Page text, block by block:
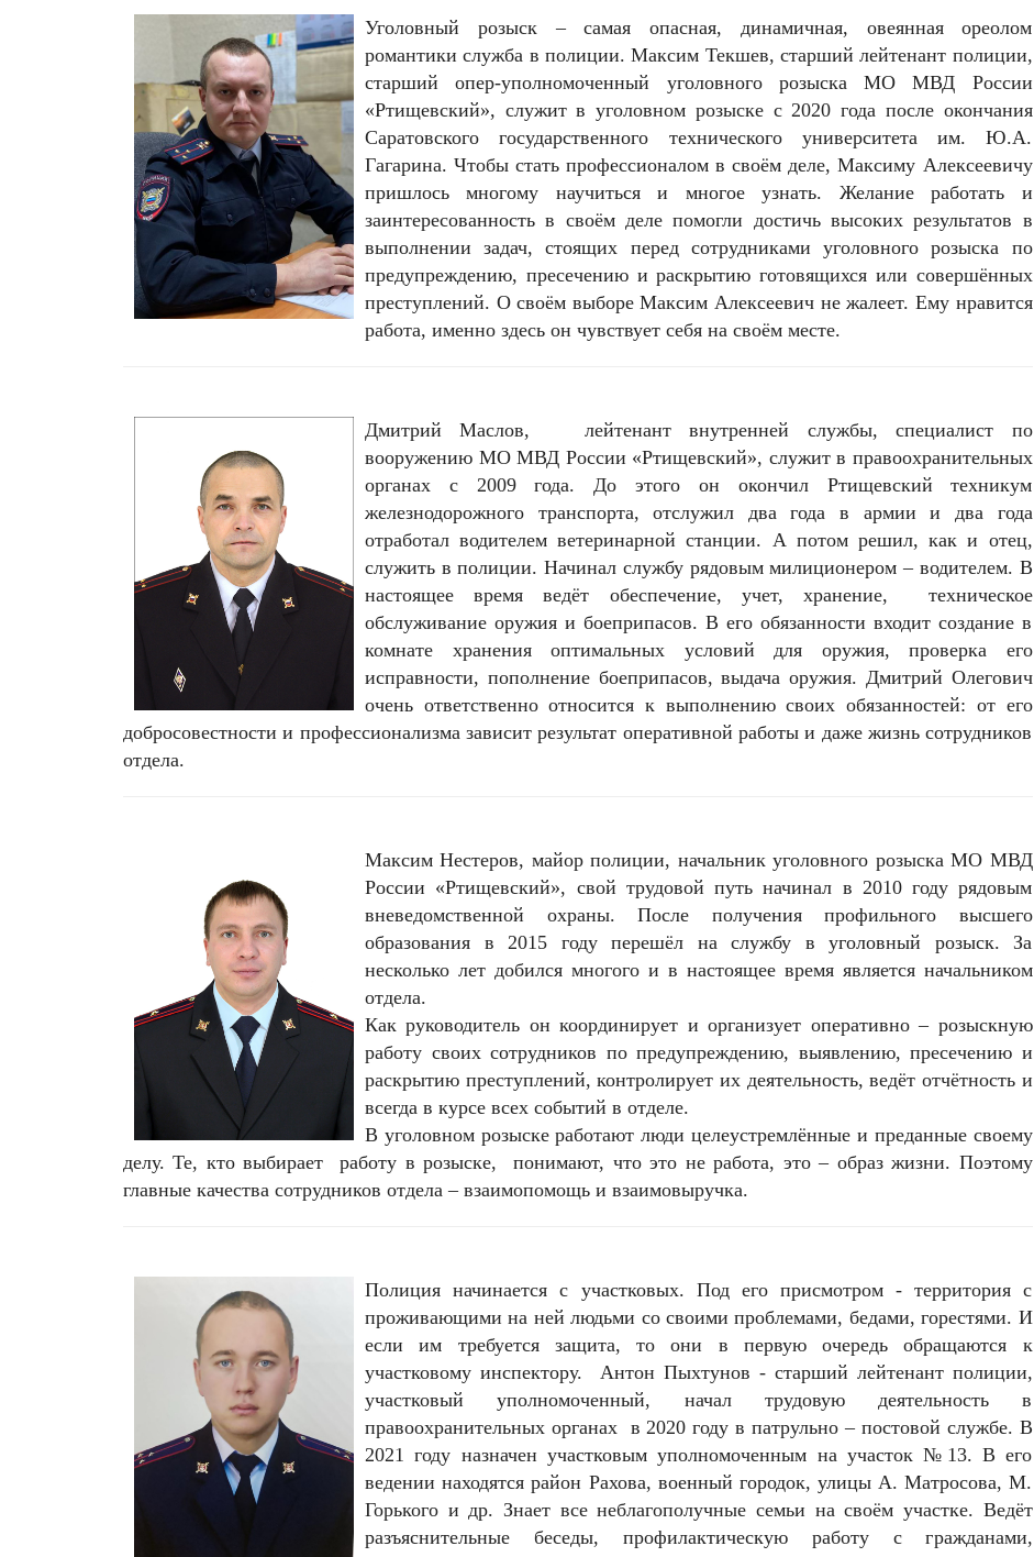
Уголовный розыск – самая опасная, динамичная, овеянная ореолом
романтики служба в полиции. Максим Текшев, старший лейтенант полиции,
старший опер-уполномоченный уголовного розыска МО МВД России
«Ртищевский», служит в уголовном розыске с 2020 года после окончания
Саратовского государственного технического университета им. Ю.А.
Гагарина. Чтобы стать профессионалом в своём деле, Максиму Алексеевичу
пришлось многому научиться и многое узнать. Желание работать и
заинтересованность в своём деле помогли достичь высоких результатов в
выполнении задач, стоящих перед сотрудниками уголовного розыска по
предупреждению, пресечению и раскрытию готовящихся или совершённых
преступлений. О своём выборе Максим Алексеевич не жалеет. Ему нравится
работа, именно здесь он чувствует себя на своём месте.
Дмитрий Маслов, лейтенант внутренней службы, специалист по
вооружению МО МВД России «Ртищевский», служит в правоохранительных
органах с 2009 года. До этого он окончил Ртищевский техникум
железнодорожного транспорта, отслужил два года в армии и два года
отработал водителем ветеринарной станции. А потом решил, как и отец,
служить в полиции. Начинал службу рядовым милиционером – водителем. В
настоящее время ведёт обеспечение, учет, хранение, техническое
обслуживание оружия и боеприпасов. В его обязанности входит создание в
комнате хранения оптимальных условий для оружия, проверка его
исправности, пополнение боеприпасов, выдача оружия. Дмитрий Олегович
очень ответственно относится к выполнению своих обязанностей: от его
добросовестности и профессионализма зависит результат оперативной работы и даже жизнь сотрудников
отдела.
Максим Нестеров, майор полиции, начальник уголовного розыска МО МВД
России «Ртищевский», свой трудовой путь начинал в 2010 году рядовым
вневедомственной охраны. После получения профильного высшего
образования в 2015 году перешёл на службу в уголовный розыск. За
несколько лет добился многого и в настоящее время является начальником
отдела.
Как руководитель он координирует и организует оперативно – розыскную
работу своих сотрудников по предупреждению, выявлению, пресечению и
раскрытию преступлений, контролирует их деятельность, ведёт отчётность и
всегда в курсе всех событий в отделе.
В уголовном розыске работают люди целеустремлённые и преданные своему
делу. Те, кто выбирает работу в розыске, понимают, что это не работа, это – образ жизни. Поэтому
главные качества сотрудников отдела – взаимопомощь и взаимовыручка.
Полиция начинается с участковых. Под его присмотром - территория с
проживающими на ней людьми со своими проблемами, бедами, горестями. И
если им требуется защита, то они в первую очередь обращаются к
участковому инспектору. Антон Пыхтунов - старший лейтенант полиции,
участковый уполномоченный, начал трудовую деятельность в
правоохранительных органах в 2020 году в патрульно – постовой службе. В
2021 году назначен участковым уполномоченным на участок №13. В его
ведении находятся район Рахова, военный городок, улицы А. Матросова, М.
Горького и др. Знает все неблагополучные семьи на своём участке. Ведёт
разъяснительные беседы, профилактическую работу с гражданами,